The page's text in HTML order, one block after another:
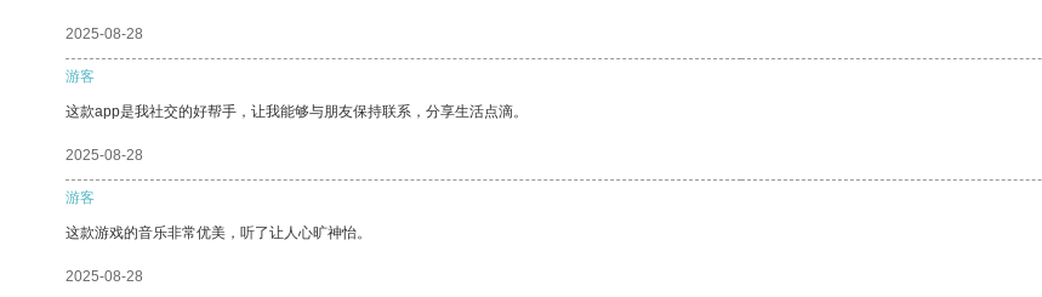
2025-08-28
游客
这款app是我社交的好帮手，让我能够与朋友保持联系，分享生活点滴。
2025-08-28
游客
这款游戏的音乐非常优美，听了让人心旷神怡。
2025-08-28